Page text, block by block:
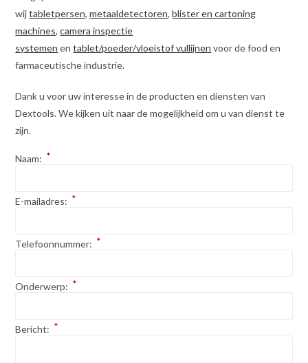
wijtabletpersen,metaaldetectoren,blister en cartoning
machines, camera inspectie
systemen entablet/poeder/vloeistof vullijnen voor de food en
farmaceutische industrie.
Dank u voor uw interesse in de producten en diensten van
Dextools. We kijken uit naar de mogelijkheid om u van dienst te
zijn.
Naam: *
E-mailadres: *
Telefoonnummer: *
Onderwerp: *
Bericht: *